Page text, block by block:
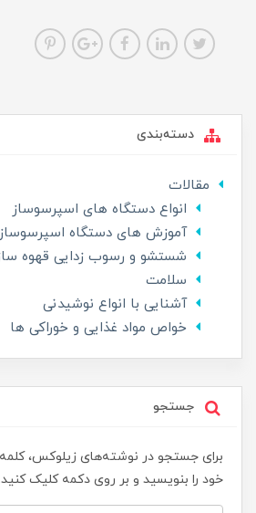
دسته‌بندی
مقالات
انواع دستگاه های اسپرسوساز
آموزش های دستگاه اسپرسوساز
شستشو و رسوب زدایی قهوه
سلامت
آشنایی با انواع نوشیدنی
خواص مواد غذایی و خوراکی ها
جستجو
برای جستجو در نوشته‌های زیلوکس،
خود را بنویسید و بر روی دکمه کلیک کنید.